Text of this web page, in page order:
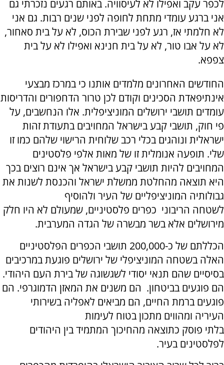
לכפר עקב ואפילו לא לעיסוויה. באותם רגעים נזכרתי גם
אני ברגע עומדי מתחת לחופה לפני שנים רבות. גם אני
לא חלמתי אז, רגע לפני שבירת הכוס, לא על בית סאחור,
לא על אבו טור, לא על בית חנינא ואפילו לא על בית
צפפא.
החודשים האחרונים מלמדים אותנו כי במרכז מבצעי
אינתיפאדת הסכינים וקודם לכן טרור הדחפורים והדריסות
עומדים תושבי ירושלים המוניציפלית. אלו הנחשבים, על
פי חוק, תושבי קבע בישראל המחויבים בתעודת זהות
ישראלית ונוהגים בכלי רכב שלוחית הרישוי שלהם כמו זו
שלי. תופעה אנומלית זו של מאות אלפי פלסטינים
המחויבים להיות תושבי קבע בישראל אך אינם רוצים בכך
היא תוצאה מהחלטת ממשלת ישראל והכנסת לשנות את
גבולותיה המוניציפליים של העיר ולהוסיף
לשטחה הריבוני כפרים פלסטיניים, שמעולם לא היו חלק
מירושלים אלא בשר מבשרה של הגדה המערבית.
הכללתם של כ-200,000 תושבי הכפרים הפלסטיניים
האלה בשטחה המוניציפלי של ירושלים פוגעת במרכיבים
בסיסיים שהם תנאי יסודי לשגשוגה של בירת העם היהודי.
הם פוגעים בביטחון. הם משנים את המאזן הדמוגרפי. הם
פוגעים ברמת החיים, הם מביאים לאפליה בשירותי
העיריה ומהווים מתכון בטוח לעימות
בלתי פוסק כתוצאה מהחיכוך המתמיד בין היהודים
לפלסטינים בעיר.